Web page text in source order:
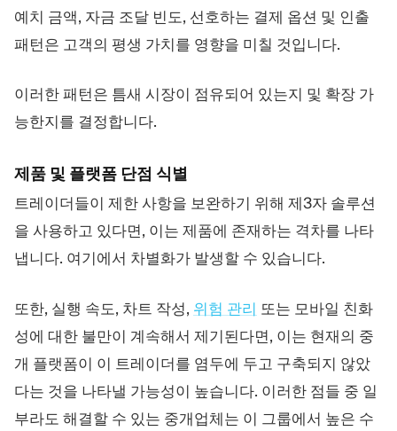
예치 금액, 자금 조달 빈도, 선호하는 결제 옵션 및 인출
패턴은 고객의 평생 가치를 영향을 미칠 것입니다.
이러한 패턴은 틈새 시장이 점유되어 있는지 및 확장 가
능한지를 결정합니다.
제품 및 플랫폼 단점 식별
트레이더들이 제한 사항을 보완하기 위해 제3자 솔루션
을 사용하고 있다면, 이는 제품에 존재하는 격차를 나타
냅니다. 여기에서 차별화가 발생할 수 있습니다.
또한, 실행 속도, 차트 작성, 위험 관리 또는 모바일 친화
성에 대한 불만이 계속해서 제기된다면, 이는 현재의 중
개 플랫폼이 이 트레이더를 염두에 두고 구축되지 않았
다는 것을 나타낼 가능성이 높습니다. 이러한 점들 중 일
부라도 해결할 수 있는 중개업체는 이 그룹에서 높은 수